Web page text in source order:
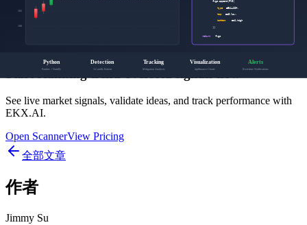
相比之下，Fumadocs 的灵活性允许您自己实现它们，可能需
要更长的时间来调整它以达到您的满意度。
Start scanning trend-oversold signals now
See live market signals, validate ideas, and track performance with
EKX.AI.
Open ScannerView Pricing
全部文章
作者
Jimmy Su